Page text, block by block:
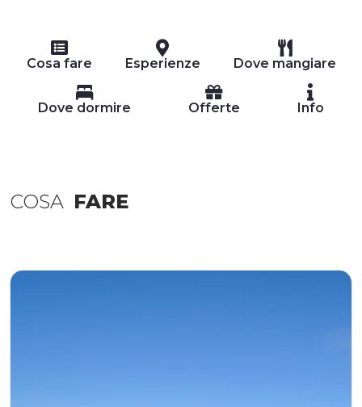
Cosa fare Esperienze Dove mangiare
Dove dormire Offerte Info
COSA FARE